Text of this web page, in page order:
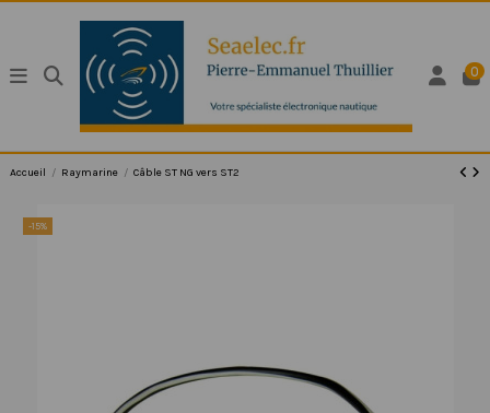
0
Accueil Raymarine Câble ST NG vers ST2
-15%